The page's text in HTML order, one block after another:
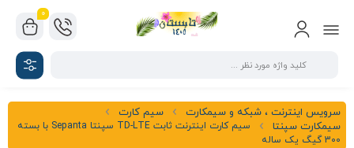
0
سرویس اینترنت ، شبکه و سیمکارت
سیم کارت
سیمکارت سپنتا
سیم کارت اینترنت ثابت TD-LTE سپنتا Sepanta با بسته
300 گیگ یک ساله